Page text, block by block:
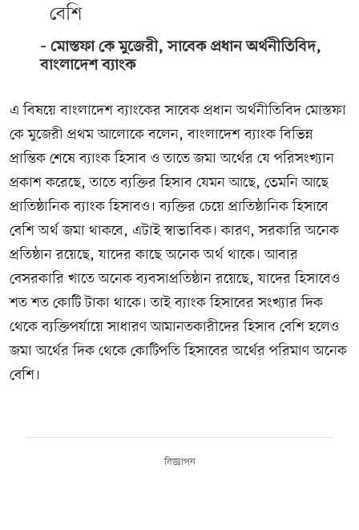
বেশি
মোস্তফা কে মুজেরী, সাবেক প্রধান অর্থনীতিবিদ,
বাংলাদেশ ব্যাংক
এ বিষয়ে বাংলাদেশ ব্যাংকের সাবেক প্রধান অর্থনীতিবিদ মোস্তফা
কে মুজেরী প্রথম আলোকে বলেন, বাংলাদেশ ব্যাংক বিভিন্ন
প্রান্তিক শেষে ব্যাংক হিসাব ও তাতে জমা অর্থের যে পরিসংখ্যান
প্রকাশ করেছে, তাতে ব্যক্তির হিসাব যেমন আছে, তেমনি আছে
প্রাতিষ্ঠানিক ব্যাংক হিসাবও। ব্যক্তির চেয়ে প্রাতিষ্ঠানিক হিসাবে
বেশি অর্থ জমা থাকবে, এটাই স্বাভাবিক। কারণ, সরকারি অনেক
প্রতিষ্ঠান রয়েছে, যাদের কাছে অনেক অর্থ থাকে। আবার
বেসরকারি খাতে অনেক ব্যবসাপ্রতিষ্ঠান রয়েছে, যাদের হিসাবেও
শত শত কোটি টাকা থাকে। তাই ব্যাংক হিসাবের সংখ্যার দিক
থেকে ব্যক্তিপর্যায়ে সাধারণ আমানতকারীদের হিসাব বেশি হলেও
জমা অর্থের দিক থেকে কোটিপতি হিসাবের অর্থের পরিমাণ অনেক
বেশি।
বিজ্ঞাপন